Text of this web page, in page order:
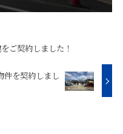
ご契約しました！
件を契約しまし